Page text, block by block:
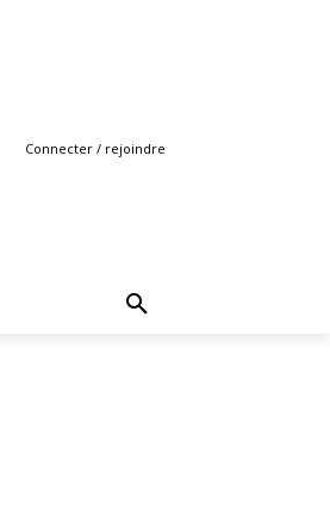
Connecter / rejoindre